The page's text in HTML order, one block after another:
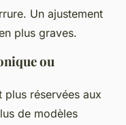
Un ajustement
plus graves.
ou
plus réservées aux
de modèles